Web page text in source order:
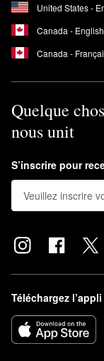
United States -
Canada - English
Canada -
Quelque
nous unit
S’inscrire pour
Téléchargez